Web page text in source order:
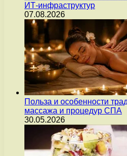
ИТ-инфраструктур
07.08.2026
Польза и особенности
массажа и процедур СПА
30.05.2026